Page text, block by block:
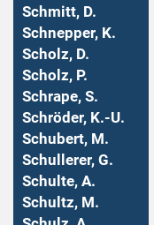
Schmitt, D.
Schnepper, K.
Scholz, D.
Scholz, P.
Schrape, S.
Schröder, K.-U.
Schubert, M.
Schullerer, G.
Schulte, A.
Schultz, M.